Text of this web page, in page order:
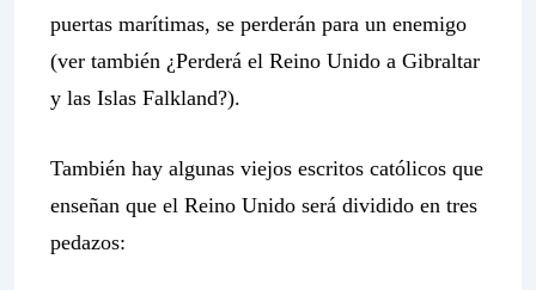
puertas marítimas, se perderán para un enemigo
(ver también ¿Perderá el Reino Unido a Gibraltar
y las Islas Falkland?).
También hay algunas viejos escritos católicos que
enseñan que el Reino Unido será dividido en tres
pedazos: